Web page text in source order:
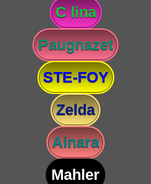
C lina
Paugnazet
STE-FOY
Zelda
Ainara
Mahler